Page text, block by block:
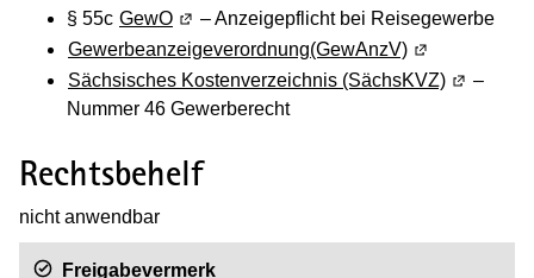
§ 55c GewO (Wird in einem neuen Fenster geöffnet)
– Anzeigepflicht bei Reisegewerbe
Gewerbeanzeigeverordnung(GewAnzV) (Wird in
Sächsisches Kostenverzeichnis (SächsKVZ) (Wird in
–
Nummer 46 Gewerberecht
Rechtsbehelf
nicht anwendbar
Freigabevermerk